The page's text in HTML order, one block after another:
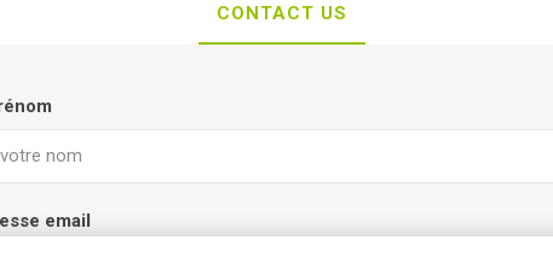
CONTACT US
email